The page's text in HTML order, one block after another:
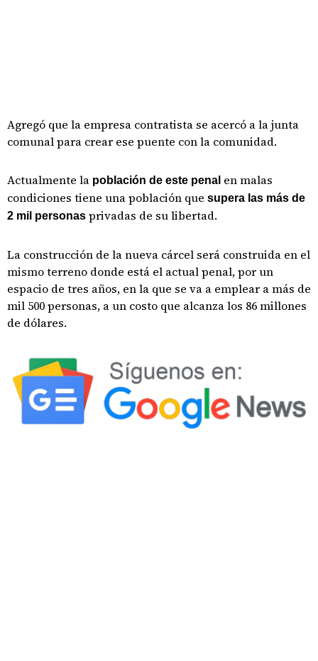
Agregó que la empresa contratista se acercó a la junta
comunal para crear ese puente con la comunidad.
Actualmente la población de este penal en malas
condiciones tiene una población que supera las más de
2 mil personas privadas de su libertad.
La construcción de la nueva cárcel será construida en el
mismo terreno donde está el actual penal, por un
espacio de tres años, en la que se va a emplear a más de
mil 500 personas, a un costo que alcanza los 86 millones
de dólares.